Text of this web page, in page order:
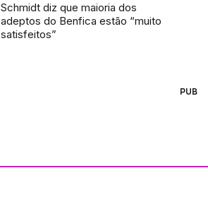
Schmidt diz que maioria dos
adeptos do Benfica estão “muito
satisfeitos”
PUB